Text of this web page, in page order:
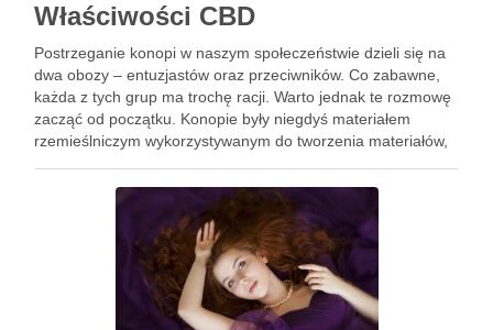
Właściwości CBD
Postrzeganie konopi w naszym społeczeństwie dzieli się na
dwa obozy – entuzjastów oraz przeciwników. Co zabawne,
każda z tych grup ma trochę racji. Warto jednak te rozmowę
zacząć od początku. Konopie były niegdyś materiałem
rzemieślniczym wykorzystywanym do tworzenia materiałów,
cywilizacji. …